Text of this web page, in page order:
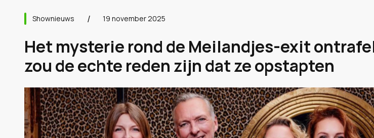
Shownieuws 19 november 2025
Het mysterie rond de Meilandjes-exit
zou de echte reden zijn dat ze opstapten